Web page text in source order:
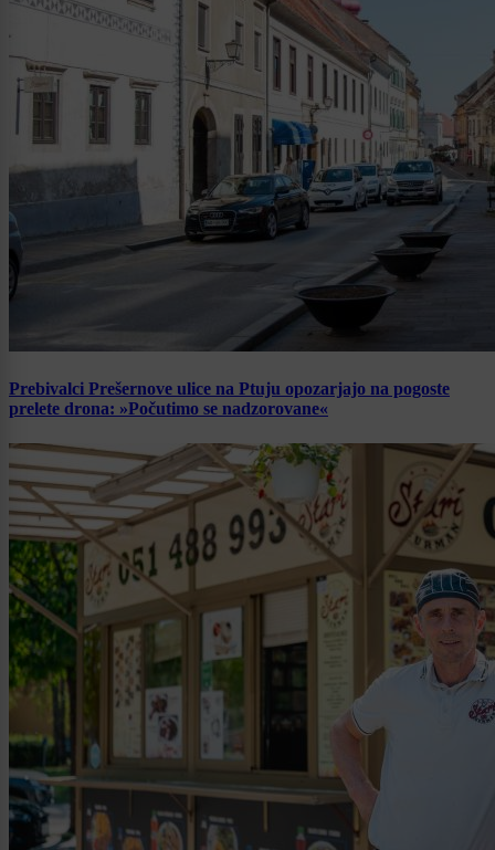
Prebivalci Prešernove ulice na Ptuju opozarjajo na pogoste
prelete drona: »Počutimo se nadzorovane«